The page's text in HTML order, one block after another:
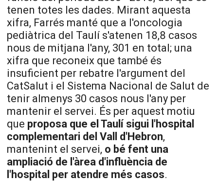
tenen totes les dades. Mirant aquesta
xifra, Farrés manté que a l'oncologia
pediàtrica del Taulí s'atenen 18,8 casos
nous de mitjana l'any, 301 en total; una
xifra que reconeix que també és
insuficient per rebatre l'argument del
CatSalut i el Sistema Nacional de Salut de
tenir almenys 30 casos nous l'any per
mantenir el servei. És per aquest motiu
que proposa que el Taulí sigui l'hospital
complementari del Vall d'Hebron,
mantenint el servei, o bé fent una
ampliació de l'àrea d'influència de
l'hospital per atendre més casos.